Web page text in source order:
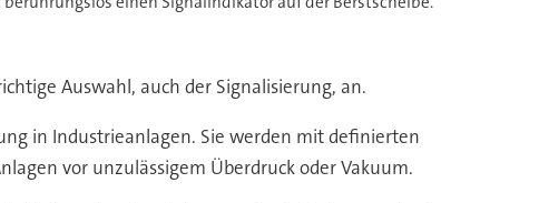
Auswahl, auch der Signalisierung, an.
in Industrieanlagen. Sie werden mit definierten
vor unzulässigem Überdruck oder Vakuum.